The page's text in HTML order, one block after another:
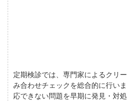
定期検診では、専門家によるクリ
み合わせチェックを総合的に行いま
応できない問題を早期に発見・対処